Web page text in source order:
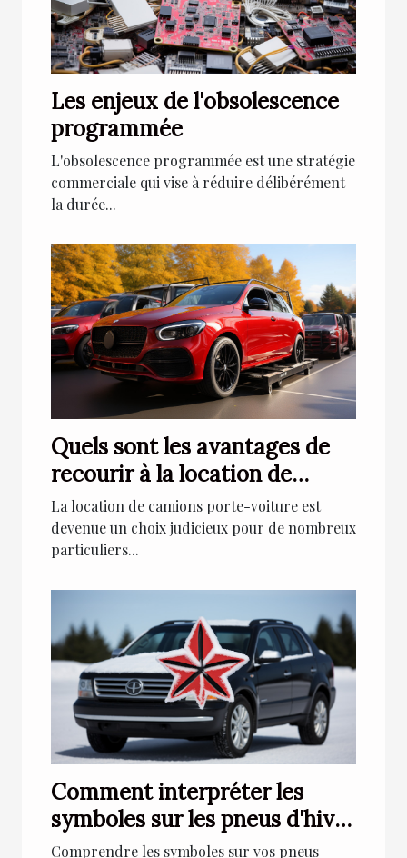
Les enjeux de l'obsolescence
programmée
L'obsolescence programmée est une stratégie
commerciale qui vise à réduire délibérément
la durée...
Quels sont les avantages de
recourir à la location de
camions porte-voiture ?
La location de camions porte-voiture est
devenue un choix judicieux pour de nombreux
particuliers...
Comment interpréter les
symboles sur les pneus d'hiver
pour une meilleure conduite
Comprendre les symboles sur vos pneus